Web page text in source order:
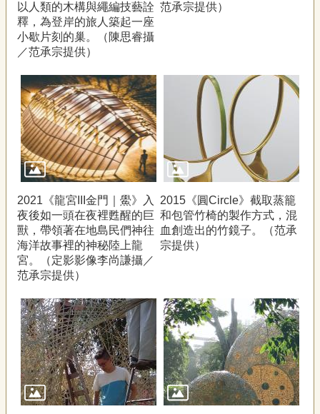
以人類的木構與繩編技藝詮
釋，為登岸的旅人築起一座
小歇片刻的巢。（陳思睿攝
／范承宗提供）
范承宗提供）
2021《龍宮III金門｜鱟》入
夜後如一頭在夜裡甦醒的巨
獸，帶領著在地島民們神往
海洋故事裡的神秘陸上龍
宮。（定影影像李尚謙攝／
范承宗提供）
2015《圓Circle》截取蒸籠
和包管竹椅的製作方式，混
血創造出的竹鏡子。（范承
宗提供）